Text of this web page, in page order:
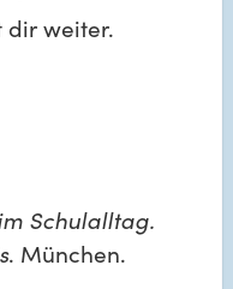
dir weiter.
Schulalltag.
. München.